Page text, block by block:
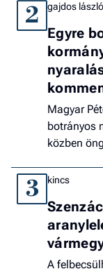
2 gajdos lászló
Egyre
Magyar
botrányos
közben
3 kincs
A